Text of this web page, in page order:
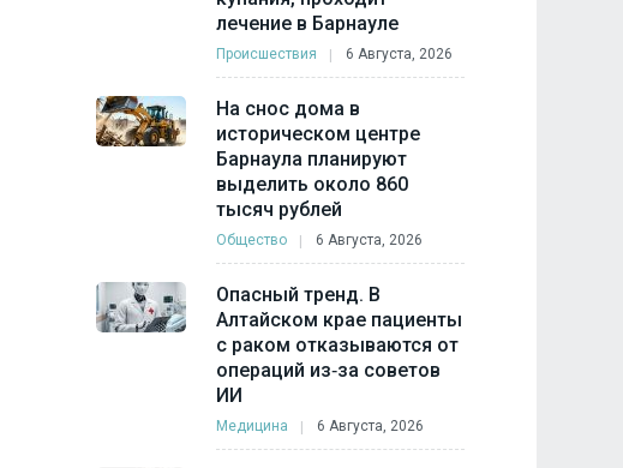
лечение в Барнауле
Происшествия 6 Августа, 2026
На снос дома в
историческом центре
Барнаула планируют
выделить около 860
тысяч рублей
Общество 6 Августа, 2026
Опасный тренд. В
Алтайском крае пациенты
с раком отказываются от
операций из‑за советов
ИИ
Медицина 6 Августа, 2026